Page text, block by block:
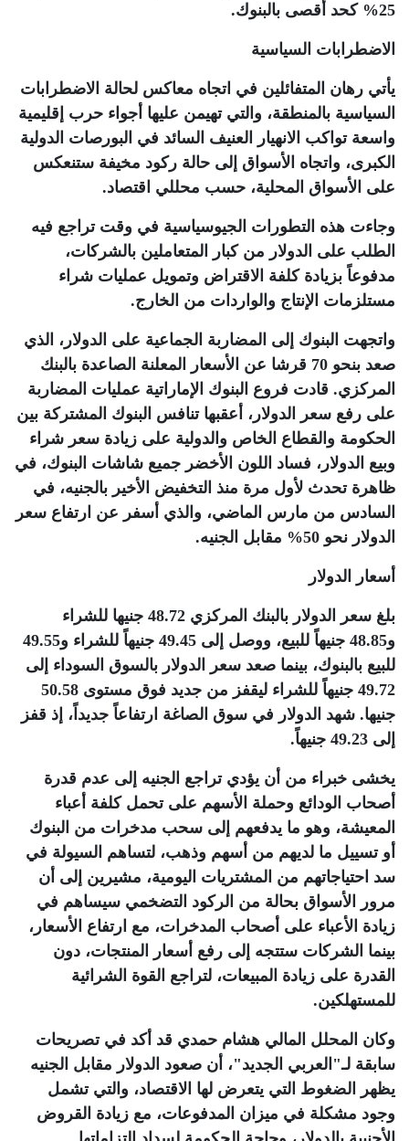
25% كحد أقصى بالبنوك
.
الاضطرابات السياسية
يأتي رهان المتفائلين في اتجاه معاكس لحالة الاضطرابات
السياسية بالمنطقة، والتي تهيمن عليها أجواء حرب إقليمية
واسعة تواكب الانهيار العنيف السائد في البورصات الدولية
الكبرى، واتجاه الأسواق إلى حالة ركود مخيفة ستنعكس
على الأسواق المحلية، حسب محللي اقتصاد.
وجاءت هذه التطورات الجيوسياسية في وقت تراجع فيه
الطلب على الدولار من كبار المتعاملين بالشركات،
مدفوعاً بزيادة كلفة الاقتراض وتمويل عمليات شراء
مستلزمات الإنتاج والواردات من الخارج.
واتجهت البنوك إلى المضاربة الجماعية على الدولار، الذي
صعد بنحو 70 قرشا عن الأسعار المعلنة الصاعدة بالبنك
المركزي. قادت فروع البنوك الإماراتية عمليات المضاربة
على رفع سعر الدولار، أعقبها تنافس البنوك المشتركة بين
الحكومة والقطاع الخاص والدولية على زيادة سعر شراء
وبيع الدولار، فساد اللون الأخضر جميع شاشات البنوك، في
ظاهرة تحدث لأول مرة منذ التخفيض الأخير بالجنيه، في
السادس من مارس الماضي، والذي أسفر عن ارتفاع سعر
الدولار نحو 50% مقابل الجنيه
.
أسعار الدولار
بلغ سعر الدولار بالبنك المركزي 48.72 جنيها للشراء
و48.85 جنيهاً للبيع، ووصل إلى 49.45 جنيهاً للشراء و49.55
للبيع بالبنوك، بينما صعد سعر الدولار بالسوق السوداء إلى
49.72 جنيهاً للشراء ليقفز من جديد فوق مستوى 50.58
جنيها. شهد الدولار في سوق الصاغة ارتفاعاً جديداً، إذ قفز
إلى 49.23 جنيهاً
.
يخشى خبراء من أن يؤدي تراجع الجنيه إلى عدم قدرة
أصحاب الودائع وحملة الأسهم على تحمل كلفة أعباء
المعيشة، وهو ما يدفعهم إلى سحب مدخرات من البنوك
أو تسييل ما لديهم من أسهم وذهب، لتساهم السيولة في
سد احتياجاتهم من المشتريات اليومية، مشيرين إلى أن
مرور الأسواق بحالة من الركود التضخمي سيساهم في
زيادة الأعباء على أصحاب المدخرات، مع ارتفاع الأسعار،
بينما الشركات ستتجه إلى رفع أسعار المنتجات، دون
القدرة على زيادة المبيعات، لتراجع القوة الشرائية
للمستهلكين.
وكان المحلل المالي هشام حمدي قد أكد في تصريحات
سابقة لـ"العربي الجديد"، أن صعود الدولار مقابل الجنيه
يظهر الضغوط التي يتعرض لها الاقتصاد، والتي تشمل
وجود مشكلة في ميزان المدفوعات، مع زيادة القروض